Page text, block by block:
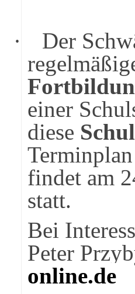
·
Der
einer
diese
findet am
statt.
Bei
Peter
online.de